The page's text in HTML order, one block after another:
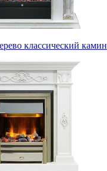
классический камин